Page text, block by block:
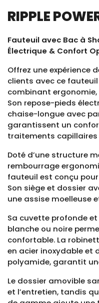
RIPPLE
Fauteuil avec Bac à
Électrique & Confort
Offrez une expérience
clients avec ce
combinant
Son repose-pieds
chaise-longue avec
garantissent un
traitements capillaires
Doté d’une structure
rembourrage
fauteuil est conçu
Son siège et dossier
une assise moelleuse
Sa cuvette profonde
blanche ou noire
confortable. La
en acier inoxydable et
polyamide, garantit
Le dossier amovible
et l’entretien, tandis